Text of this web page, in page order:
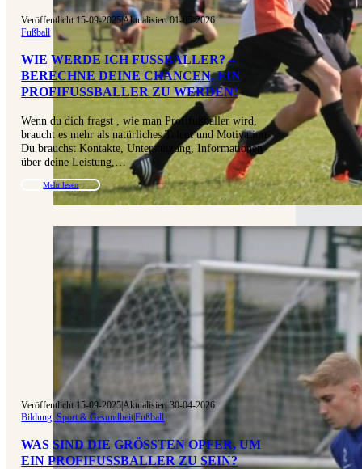
Veröffentlicht 15-09-2025|Aktualisiert 01-05-2026
Fußball
WIE WERDE ICH FUSSBALLER? – B
ERECHNE DEINE CHANCEN, EIN P
ROFIFUSSBALLER ZU WERDEN!
Wenn du dich fragst , wie man Profifußballer wird,
braucht es mehr als natürliches Talent und Motivation.
Du brauchst Kontakte, Unterstützung, Informationen
über deine Leistung,…
Mehr lesen
Veröffentlicht 15-09-2025|Aktualisiert 30-04-2026
Bildung, Sport & Gesundheit|Fußball
WAS SIND DIE GRÖSSTEN OPFER, UM E
IN PROFIFUSSBALLER ZU SEIN?